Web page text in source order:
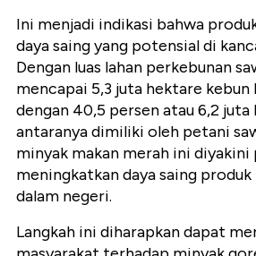
Ini menjadi indikasi bahwa
daya saing yang potensial di
Dengan luas lahan perkebunan
mencapai 5,3 juta hektare kebun
dengan 40,5 persen atau 6,2 juta
antaranya dimiliki oleh petani
minyak makan merah ini
meningkatkan daya saing
dalam negeri.
Langkah ini diharapkan dapat